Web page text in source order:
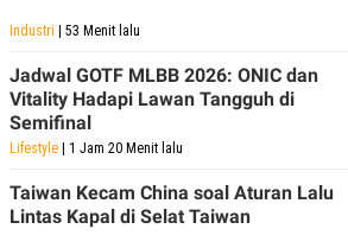
Industri | 53 Menit lalu
Jadwal GOTF MLBB 2026: ONIC dan
Vitality Hadapi Lawan Tangguh di
Semifinal
Lifestyle | 1 Jam 20 Menit lalu
Taiwan Kecam China soal Aturan Lalu
Lintas Kapal di Selat Taiwan